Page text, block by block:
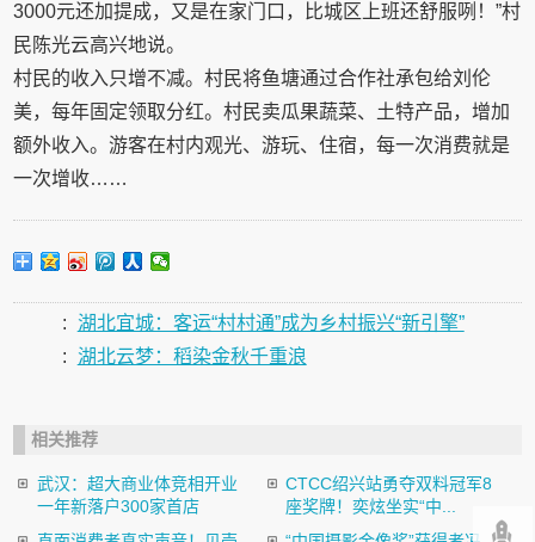
3000元还加提成，又是在家门口，比城区上班还舒服咧！”村
民陈光云高兴地说。
村民的收入只增不减。村民将鱼塘通过合作社承包给刘伦
美，每年固定领取分红。村民卖瓜果蔬菜、土特产品，增加
额外收入。游客在村内观光、游玩、住宿，每一次消费就是
一次增收……
: 湖北宜城：客运“村村通”成为乡村振兴“新引擎”
: 湖北云梦：稻染金秋千重浪
相关推荐
武汉：超大商业体竞相开业
一年新落户300家首店
CTCC绍兴站勇夺双料冠军8
座奖牌！奕炫坐实“中...